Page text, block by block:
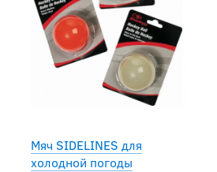
Мяч SIDELINES для
холодной погоды